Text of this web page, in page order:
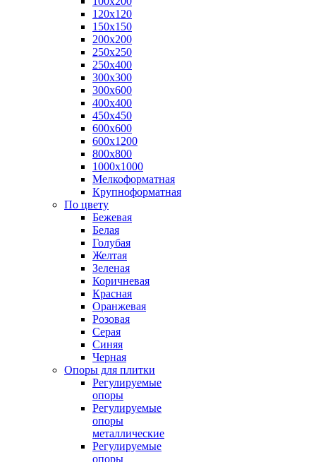
120х120
150х150
200х200
250х250
250х400
300х300
300х600
400х400
450х450
600х600
600х1200
800х800
1000х1000
Мелкоформатная
Крупноформатная
По цвету
Бежевая
Белая
Голубая
Желтая
Зеленая
Коричневая
Красная
Оранжевая
Розовая
Серая
Синяя
Черная
Опоры для плитки
Регулируемые
опоры
Регулируемые
опоры
металлические
Регулируемые
опоры